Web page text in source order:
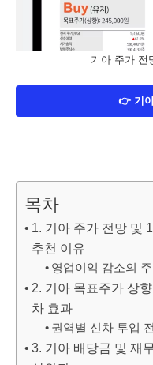
기아 주가 전
👉 기
목차
1. 기아 주가 전망 및
추천 이유
영업이익 감소의
2. 기아 목표주가 상
차 효과
권역별 신차 투입
3. 기아 배당금 및 재